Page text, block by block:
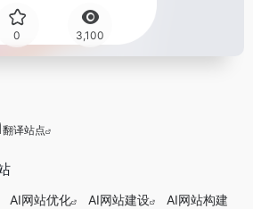
0 3,100
翻译站点
AI网站优化 AI网站建设
AI网站构建